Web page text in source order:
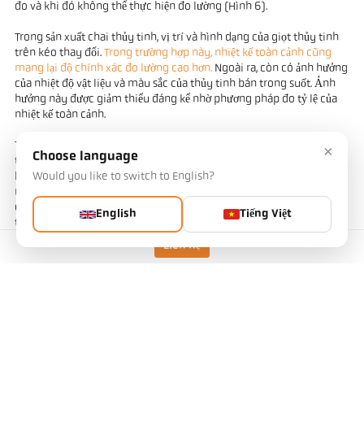
Liên hệ
đo và khi đó không thể thực hiện đo lường (Hình 6).
Trong sản xuất chai thủy tinh, vị trí và hình dạng của giọt thủy tinh
trên kéo thay đổi. Trong trường hợp này, nhiệt kế toàn cảnh cũng
mang lại độ chính xác đo lường cao hơn.Ngoài ra, còn có ảnh hưởng
của nhiệt độ vật liệu và màu sắc của thủy tinh bán trong suốt. Ảnh
hưởng này được giảm thiểu đáng kể nhờ phương pháp đo tỷ lệ của
nhiệt kế toàn cảnh.
Trong
, dây được xử lý nhiệt sau đó. Trong quá
trình này, dây chạy qua một cuộn cảm với tốc độ cao. Giữa các con
lăn dẫn hướng, dây không thể tránh khỏi bị dao động. Đối với dây
mỏng, phạm vi dao động có thể gấp nhiều lần đường kính dây. Trong
điều kiện này, việc đo lường tại một điểm cụ thể là gần như không
thể.
Việc đo nhiệt độ kim loại lỏng
bằng tay mà không cần tiếp xúc khi
×
Choose language
Would you like to switch to English?
English Tiếng Việt